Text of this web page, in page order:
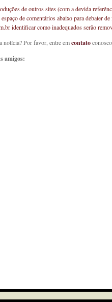
de outros sites (com a devida
de comentários abaixo para debater
identificar como inadequados serão
notícia? Por favor, entre emcontato
amigos: